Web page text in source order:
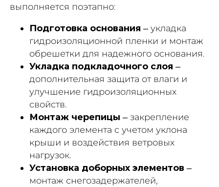
выполняется поэтапно:
Подготовка основания – укладка
гидроизоляционной пленки и монтаж
обрешетки для надежного основания.
Укладка подкладочного слоя –
дополнительная защита от влаги и
улучшение гидроизоляционных
свойств.
Монтаж черепицы – закрепление
каждого элемента с учетом уклона
крыши и воздействия ветровых
нагрузок.
Установка доборных элементов –
монтаж снегозадержателей,